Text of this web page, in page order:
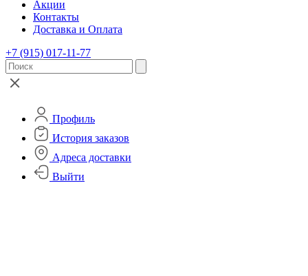
Акции
Контакты
Доставка и Оплата
+7 (915) 017-11-77
Профиль
История заказов
Адреса доставки
Выйти